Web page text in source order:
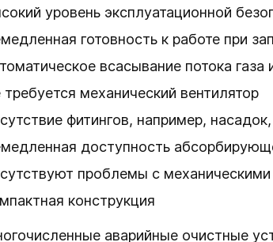
уровень эксплуатационной
готовность к работе при
всасывание потока газа
требуется механический вентилятор
фитингов, например,
доступность
проблемы с
конструкция
аварийные очистные